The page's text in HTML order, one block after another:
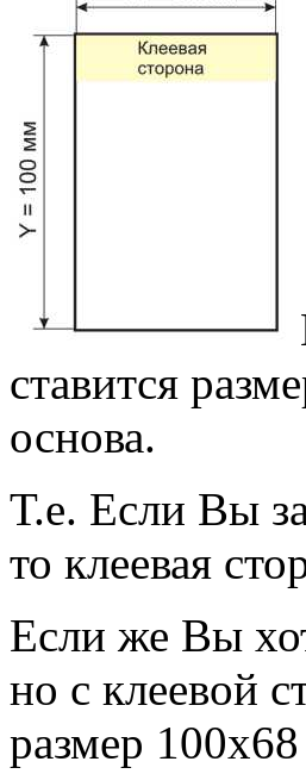
ставится
основа.
Т.е. Если Вы
то клеевая
Если же Вы
но с клеевой
размер